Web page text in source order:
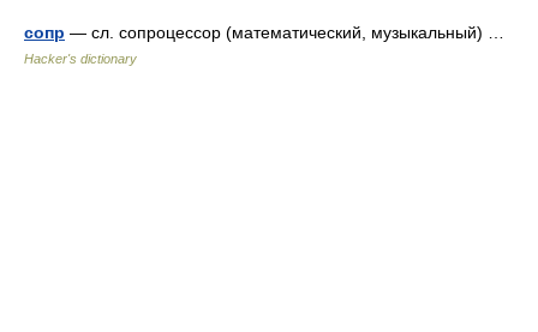
сопр — сл. сопроцессор (математический, музыкальный) …
Hacker's dictionary